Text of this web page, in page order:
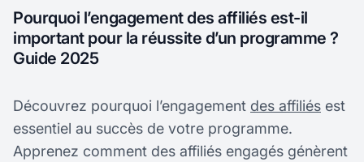
Pourquoi l’engagement des affiliés est-il
important pour la réussite d’un programme ?
Guide 2025
Découvrez pourquoi l’engagement des affiliés est
essentiel au succès de votre programme.
Apprenez comment des affiliés engagés génèrent